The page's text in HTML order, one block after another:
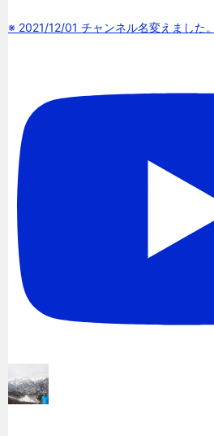
※ 2021/12/01 チャンネル名変えました。